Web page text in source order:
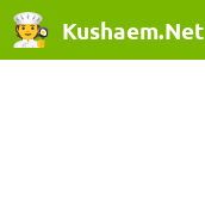
Kushaem.Net